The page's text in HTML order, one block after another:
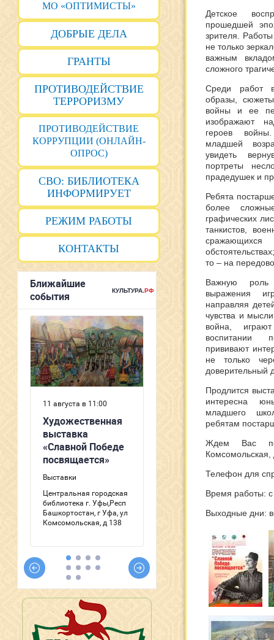
МО «ОПТИМИСТЫ»
ДОБРЫЕ ДЕЛА
ГРАНТЫ
ПРОТИВОДЕЙСТВИЕ
ТЕРРОРИЗМУ
ПРОТИВОДЕЙСТВИЕ
КОРРУПЦИИ (ОНЛАЙН-
ОПРОС)
СВО: БИБЛИОТЕКА
ИНФОРМИРУЕТ
РЕЖИМ РАБОТЫ
КОНТАКТЫ
Детское
прошедшей
зрителя.
не только
важным
сложного
Среди работ
образы,
войны и ее
изображают
героев
младшей
увидеть
портреты
прадедушек и
Ребята
более
графических
танкистов,
то – на
Важную роль
выражения
направляя
чувства и
война,
воспитании
прививают
не только
доверительный
Продлится
интересна
младшего
ребятам
Ждем Вас
Комсомольская,
Телефон для
Время работы:
Выходные дни: